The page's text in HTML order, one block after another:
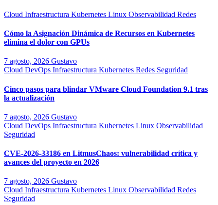
Cloud Infraestructura Kubernetes Linux Observabilidad Redes
Cómo la Asignación Dinámica de Recursos en Kubernetes
elimina el dolor con GPUs
7 agosto, 2026 Gustavo
Cloud DevOps Infraestructura Kubernetes Redes Seguridad
Cinco pasos para blindar VMware Cloud Foundation 9.1 tras
la actualización
7 agosto, 2026 Gustavo
Cloud DevOps Infraestructura Kubernetes Linux Observabilidad
Seguridad
CVE-2026-33186 en LitmusChaos: vulnerabilidad crítica y
avances del proyecto en 2026
7 agosto, 2026 Gustavo
Cloud Infraestructura Kubernetes Linux Observabilidad Redes
Seguridad